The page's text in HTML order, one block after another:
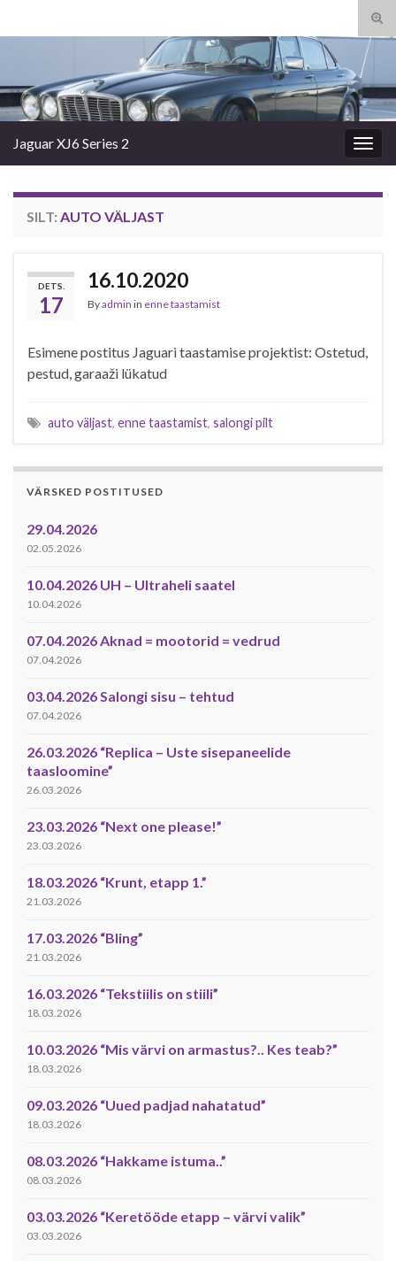
Search for:
Jaguar XJ6 Series 2
SILT: AUTO VÄLJAST
DETS.
17
16.10.2020
Byadmin in enne taastamist
Esimene postitus Jaguari taastamise projektist: Ostetud,
pestud, garaaži lükatud
auto väljast, enne taastamist, salongi pilt
VÄRSKED POSTITUSED
29.04.2026
02.05.2026
10.04.2026 UH – Ultraheli saatel
10.04.2026
07.04.2026 Aknad = mootorid = vedrud
07.04.2026
03.04.2026 Salongi sisu – tehtud
07.04.2026
26.03.2026 “Replica – Uste sisepaneelide
taasloomine”
26.03.2026
23.03.2026 “Next one please!”
23.03.2026
18.03.2026 “Krunt, etapp 1.”
21.03.2026
17.03.2026 “Bling”
21.03.2026
16.03.2026 “Tekstiilis on stiili”
18.03.2026
10.03.2026 “Mis värvi on armastus?.. Kes teab?”
18.03.2026
09.03.2026 “Uued padjad nahatatud”
18.03.2026
08.03.2026 “Hakkame istuma..”
08.03.2026
03.03.2026 “Keretööde etapp – värvi valik”
03.03.2026